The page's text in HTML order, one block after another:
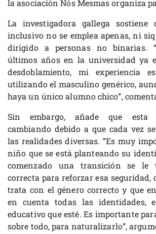
la asociación Nós Mesmas organiza
La investigadora gallega sostiene
inclusivo no se emplea apenas, ni
dirigido a personas no binarias.
últimos años en la universidad ya
desdoblamiento, mi experiencia
utilizando el masculino genérico,
haya un único alumno chico”,
Sin embargo, añade que esta
cambiando debido a que cada vez
las realidades diversas. “Es muy
niño que se está planteando su
comenzado una transición se le
correcta para reforzar esa seguridad,
trata con el género correcto y que
en cuenta todas las identidades,
educativo que esté. Es importante
sobre todo, para naturalizarlo”,